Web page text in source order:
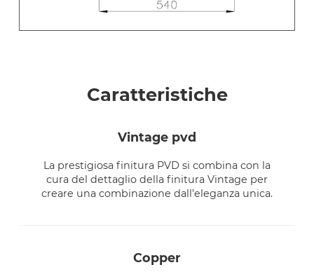
Caratteristiche
vintage pvd
La prestigiosa finitura PVD si combina con la
cura del dettaglio della finitura Vintage per
creare una combinazione dall’eleganza unica.
copper